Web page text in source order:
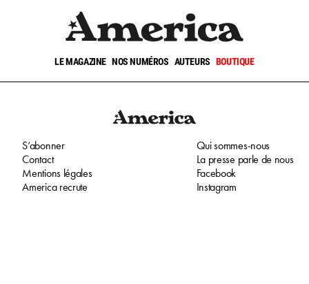
LE MAGAZINE NOS NUMÉROS AUTEURS BOUTIQUE
S‘abonner
Contact
Mentions légales
America recrute
Qui sommes-nous
La presse parle de nous
Facebook
Instagram